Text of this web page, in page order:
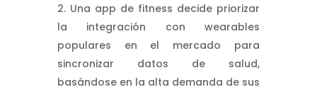
Una app de fitness decide priorizar
la integración con wearables
populares en el mercado para
sincronizar datos de salud,
basándose en la alta demanda de sus